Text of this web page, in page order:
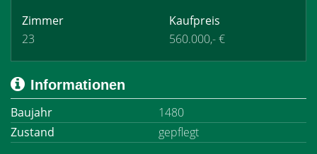
Zimmer
23
Kaufpreis
560.000,- €
Informationen
Baujahr
1480
Zustand
gepflegt